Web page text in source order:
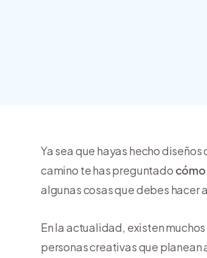
Ya sea que hayas hecho
camino te has preguntado cómo
algunas cosas que debes hacer
En la actualidad, existen
personas creativas que